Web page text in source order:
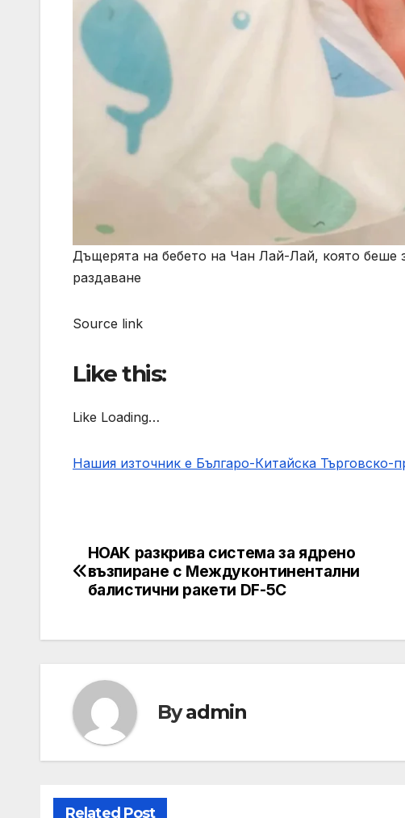
Дъщерята на бебето на Чан Лай-Лай, която беше
раздаване
Source link
Like this:
Like Loading…
Нашия източник е Българо-Китайска Търговско-
Post
navigation
НОАК разкрива система за ядрено
възпиране с Междуконтинентални
балистични ракети DF-5C
Byadmin
Related Post